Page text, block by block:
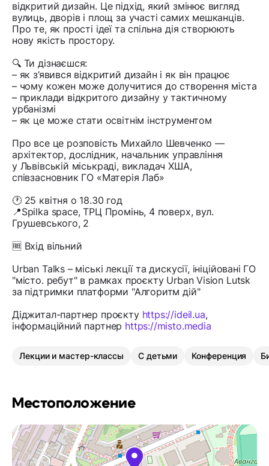
відкритий дизайн. Це підхід, який змінює вигляд
вулиць, дворів і площ за участі самих мешканців.
Про те, як прості ідеї та спільна дія створюють
нову якість простору.
🔍 Ти дізнаєшся:
– як з’явився відкритий дизайн і як він працює
– чому кожен може долучитися до створення міста
– приклади відкритого дизайну у тактичному
урбанізмі
– як це може стати освітнім інструментом
Про все це розповість Михайло Шевченко —
архітектор, дослідник, начальник управління
у Львівській міськраді, викладач ХША,
співзасновник ГО «Матерія Лаб»
🕐 25 квітня о 18.30 год
📍Spilka space, ТРЦ Промінь, 4 поверх, вул.
Грушевського, 2
🆓 Вхід вільний
Urban Talks – міські лекції та дискусії, ініційовані ГО
"місто. ребут" в рамках проєкту Urban Vision Lutsk
за підтримки платформи "Алгоритм дій"
Діджитал-партнер проєкту https://ideil.ua,
інформаційний партнер https://misto.media
Лекции и мастер-классы С детьми Конференция
Местоположение